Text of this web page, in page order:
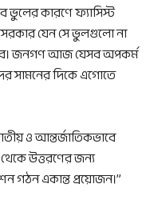
ভুলের কারণে ফ্যাসিস্ট
সরকার যেন সে ভুলগুলো না
জনগণ আজ যেসব অপকর্ম
সামনের দিকে এগোতে
ও আন্তর্জাতিকভাবে
থেকে উত্তরণের জন্য
গঠন একান্ত প্রয়োজন।”